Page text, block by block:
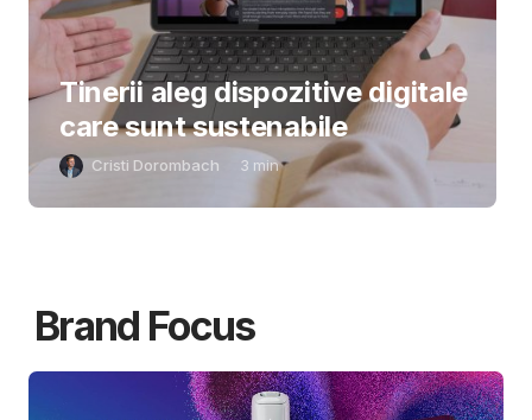
Tinerii aleg dispozitive digitale
care sunt sustenabile
Cristi Dorombach 3 min
Brand Focus